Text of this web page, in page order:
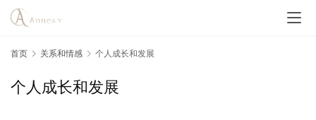
首页 关系和情感 个人成长和发展
个人成长和发展